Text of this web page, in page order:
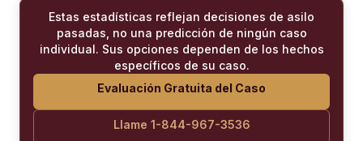
Estas estadísticas reflejan decisiones de asilo
pasadas, no una predicción de ningún caso
individual. Sus opciones dependen de los hechos
específicos de su caso.
Evaluación Gratuita del Caso
Llame 1-844-967-3536